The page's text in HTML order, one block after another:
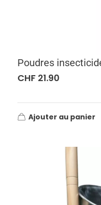
Poudres
CHF 21.90
Ajouter au panier